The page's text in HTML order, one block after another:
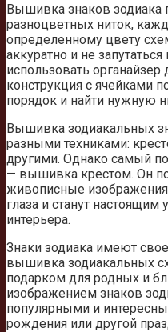
Вышивка знаков зодиака
разноцветных ниток,
определенному цвету
аккуратно и не
использовать органайзер
конструкция с ячейками
порядок и найти нужную
Вышивка зодиакальных
разными техниками:
другими. Однако самый
— вышивка крестом. Он
живописные
глаза и станут
интерьера.
Знаки зодиака имеют
вышивка зодиакальных
подарком для родных и
изображением знаков
популярными и
рождения или другой